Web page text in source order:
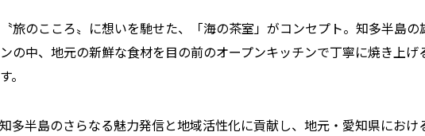
旅のこころ〟に想いを馳せた、「海の茶室」がコンセプト。知多半島の
の中、地元の新鮮な食材を目の前のオープンキッチンで丁寧に焼き上げ
。
多半島のさらなる魅力発信と地域活性化に貢献し、地元・愛知県におけ